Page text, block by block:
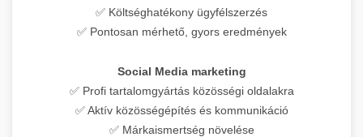
✅ Költséghatékony ügyfélszerzés
✅ Pontosan mérhető, gyors eredmények
Social Media marketing
✅ Profi tartalomgyártás közösségi oldalakra
✅ Aktív közösségépítés és kommunikáció
✅ Márkaismertség növelése